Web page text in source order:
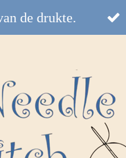
de drukte.